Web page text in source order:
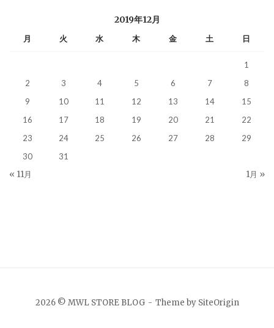
2019年12月
月 火 水 木 金 土 日
1
2
3 4 5 6 7
8
9
10 11 12 13 14
15
16
17 18 19 20 21
22
23
24 25 26 27 28
29
30
31
« 11月 1月 »
2026 © MWL STORE BLOG Theme by SiteOrigin